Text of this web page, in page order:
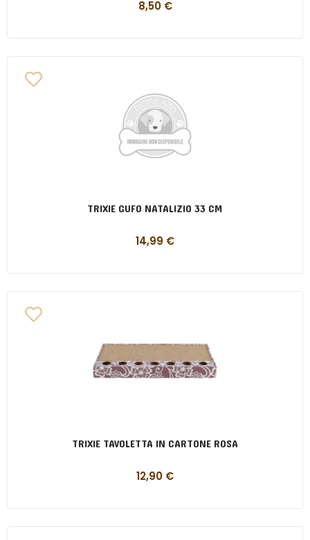
8,50 €
TRIXIE GUFO NATALIZIO 33 CM
14,99 €
TRIXIE TAVOLETTA IN CARTONE ROSA
12,90 €